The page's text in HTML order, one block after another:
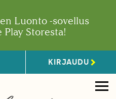
Luonto -sovellus
Play Storesta!
KIRJAUDU